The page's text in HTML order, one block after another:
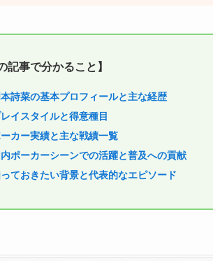
記事で分かること】
詩菜の基本プロフィールと主な経歴
イスタイルと得意種目
カー実績と主な戦績一覧
ポーカーシーンでの活躍と普及への貢献
ておきたい背景と代表的なエピソード